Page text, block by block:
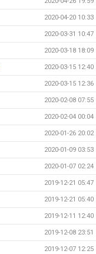
2020-04-20 10:33
2020-03-31 10:47
2020-03-18 18:09
2020-03-15 12:40
2020-03-15 12:36
2020-02-08 07:55
2020-02-04 00:04
2020-01-26 20:02
2020-01-09 03:53
2020-01-07 02:24
2019-12-21 05:47
2019-12-21 05:40
2019-12-11 12:40
2019-12-08 23:51
2019-12-07 12:25